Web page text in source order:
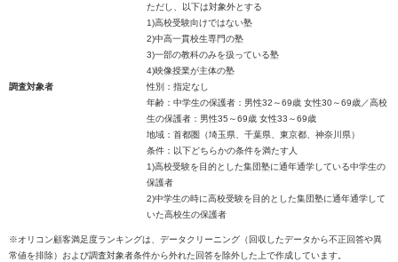
ただし、以下は対象外とする
1)高校受験向けではない塾
2)中高一貫校生専門の塾
3)一部の教科のみを扱っている塾
4)映像授業が主体の塾
調査対象者
性別：指定なし
年齢：中学生の保護者：男性32～69歳 女性30～69歳／高校
生の保護者：男性35～69歳 女性33～69歳
地域：首都圏（埼玉県、千葉県、東京都、神奈川県）
条件：以下どちらかの条件を満たす人
1)高校受験を目的とした集団塾に通年通学している中学生の
保護者
2)中学生の時に高校受験を目的とした集団塾に通年通学して
いた高校生の保護者
※オリコン顧客満足度ランキングは、データクリーニング（回収したデータから不正回答や異
常値を排除）および調査対象者条件から外れた回答を除外した上で作成しています。